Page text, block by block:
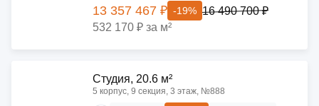
13 357 467 ₽ -19% 16 490 700 ₽
532 170 ₽ за м²
Cтудия, 20.6 м²
5 корпус, 9 секция, 3 этаж, №888